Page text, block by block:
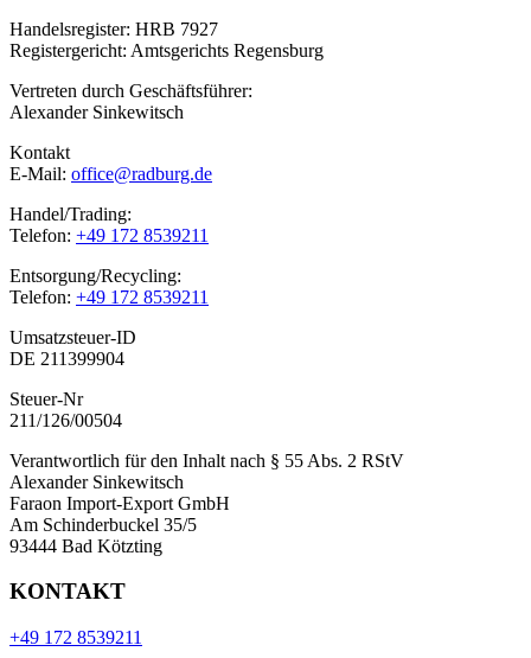
Handelsregister: HRB 7927
Registergericht: Amtsgerichts Regensburg
Vertreten durch Geschäftsführer:
Alexander Sinkewitsch
Kontakt
E-Mail: office@radburg.de
Handel/Trading:
Telefon: +49 172 8539211
Entsorgung/Recycling:
Telefon: +49 172 8539211
Umsatzsteuer-ID
DE 211399904
Steuer-Nr
211/126/00504
Verantwortlich für den Inhalt nach § 55 Abs. 2 RStV
Alexander Sinkewitsch
Faraon Import-Export GmbH
Am Schinderbuckel 35/5
93444 Bad Kötzting
KONTAKT
+49 172 8539211